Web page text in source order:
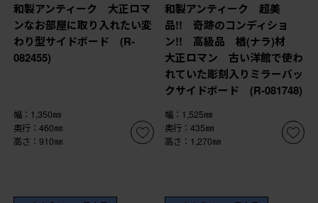
和製アンティーク 大正ロマ
ンなお部屋に取り入れたい変
わり型サイドボード (R-
082455)
幅：1,350㎜
奥行：460㎜
高さ：910㎜
和製アンティーク 超美
品!! 奇跡のコンディショ
ン!! 高級品 楢(ナラ)材
大正ロマン 古い洋館で使わ
れていた彫刻入りミラーバッ
クサイドボード (R-081748)
幅：1,525㎜
奥行：435㎜
高さ：1,270㎜